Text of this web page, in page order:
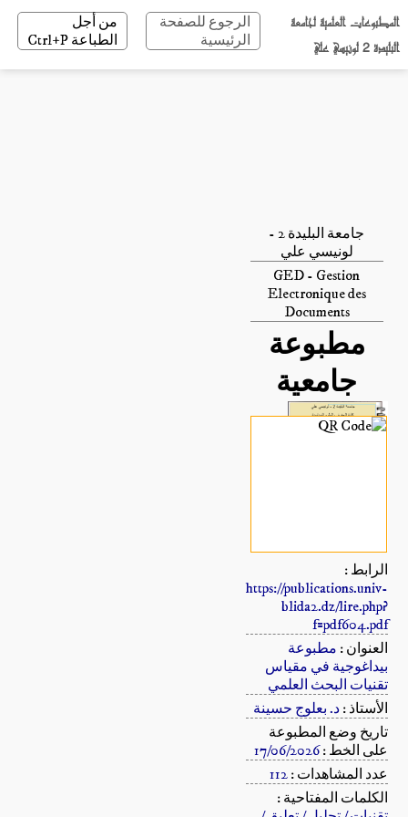
المطبوعات العلمية لجامعة
البليدة 2 لونيسي علي
الرجوع للصفحة
الرئيسية
من أجل
الطباعة Ctrl+P
جامعة البليدة 2 -
لونيسي علي
GED - Gestion
Electronique des
Documents
مطبوعة
جامعية
الرابط :
https://publications.univ-
blida2.dz/lire.php?
f=pdf604.pdf
العنوان : مطبوعة
بيداغوجية في مقياس
تقنيات البحث العلمي
الأستاذ :د. بعلوج حسينة
تاريخ وضع المطبوعة
على الخط :17/06/2026
عدد المشاهدات :112
الكلمات المفتاحية :